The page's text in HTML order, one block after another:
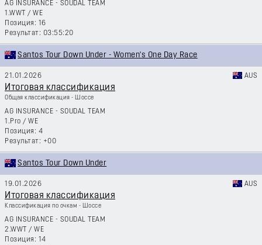
AG INSURANCE - SOUDAL TEAM
1.WWT / WE
16
03:55:20
Santos Tour Down Under - Women's One Day Race
21.01.2026 AUS
Итоговая классификация
Общая классификация - Шоссе
AG INSURANCE - SOUDAL TEAM
1.Pro / WE
4
+00
Santos Tour Down Under
19.01.2026 AUS
Итоговая классификация
Классификация по очкам - Шоссе
AG INSURANCE - SOUDAL TEAM
2.WWT / WE
14